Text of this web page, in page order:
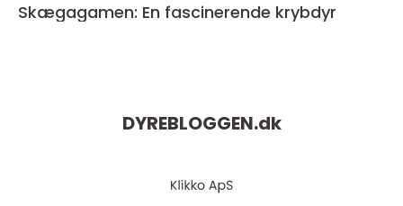
Skægagamen: En fascinerende krybdyr
DYREBLOGGEN.dk